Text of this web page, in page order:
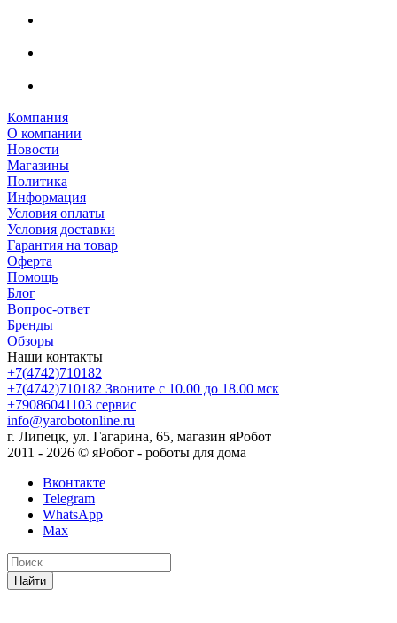
Компания
О компании
Новости
Магазины
Политика
Информация
Условия оплаты
Условия доставки
Гарантия на товар
Оферта
Помощь
Блог
Вопрос-ответ
Бренды
Обзоры
Наши контакты
+7(4742)710182
+7(4742)710182 Звоните с 10.00 до 18.00 мск
+79086041103 сервис
info@yarobotonline.ru
г. Липецк, ул. Гагарина, 65, магазин яРобот
2011 - 2026 © яРобот - роботы для дома
Вконтакте
Telegram
WhatsApp
Max
Найти